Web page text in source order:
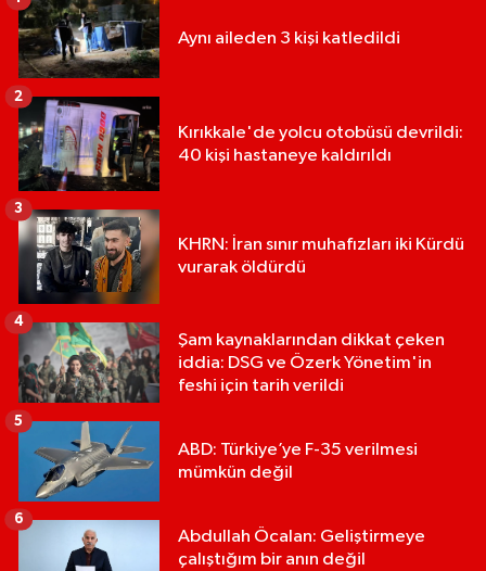
Aynı aileden 3 kişi katledildi
Kırıkkale'de yolcu otobüsü devrildi:
40 kişi hastaneye kaldırıldı
2
KHRN: İran sınır muhafızları iki Kürdü
vurarak öldürdü
3
Şam kaynaklarından dikkat çeken
iddia: DSG ve Özerk Yönetim'in
feshi için tarih verildi
4
ABD: Türkiye’ye F-35 verilmesi
mümkün değil
5
Abdullah Öcalan: Geliştirmeye
çalıştığım bir anın değil
6